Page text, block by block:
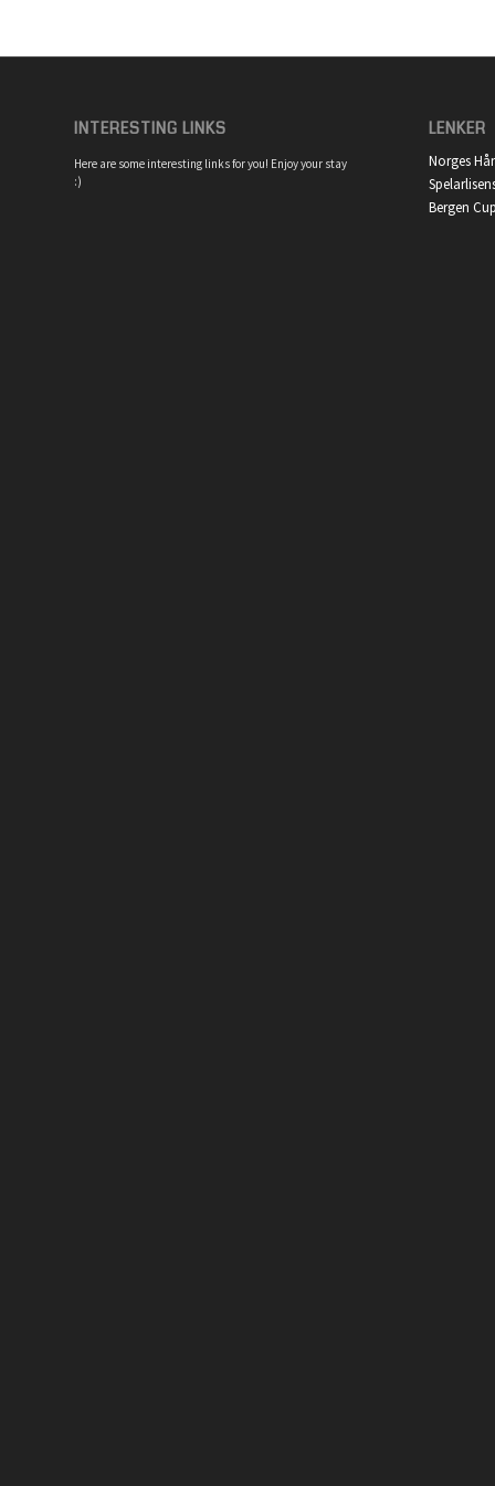
INTERESTING LINKS
Here are some interesting links for you! Enjoy your stay
:)
LENKER
Norges
Bergen Cup